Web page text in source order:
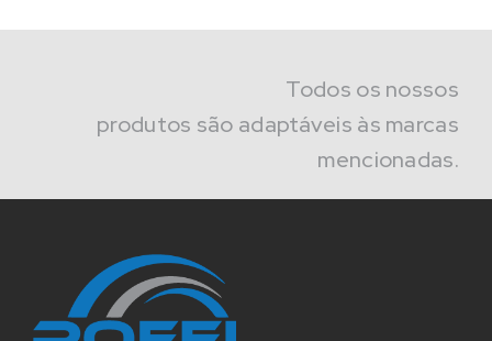
Todos os nossos
produtos são adaptáveis às marcas
mencionadas.